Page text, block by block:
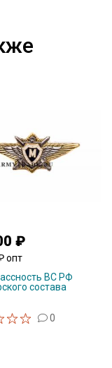
₽
опт
ВС РФ
состава
0